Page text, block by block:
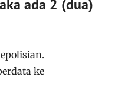
ada 2 (dua)
ke